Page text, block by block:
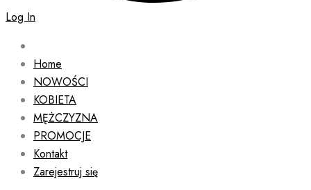
Log In
Home
NOWOŚCI
KOBIETA
MĘŻCZYZNA
PROMOCJE
Kontakt
Zarejestruj się